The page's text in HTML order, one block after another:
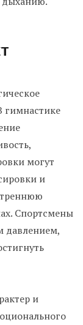
гимнастике
могут
и
Спортсмены
давлением,
и